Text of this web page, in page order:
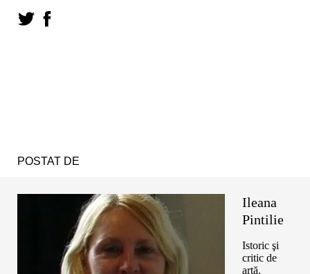
POSTAT DE
Ileana
Pintilie
Istoric şi
critic de
artă,